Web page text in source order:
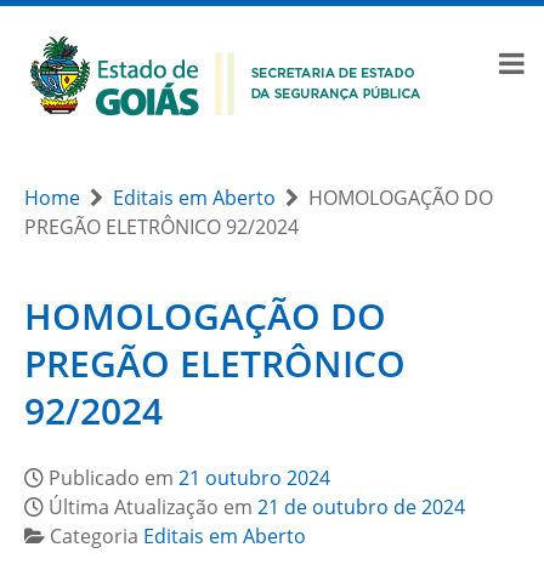
Home Editais em Aberto
HOMOLOGAÇÃO DO
PREGÃO ELETRÔNICO 92/2024
HOMOLOGAÇÃO DO
PREGÃO ELETRÔNICO
92/2024
Publicado em 21 outubro 2024
Última Atualização em 21 de outubro de 2024
Categoria Editais em Aberto